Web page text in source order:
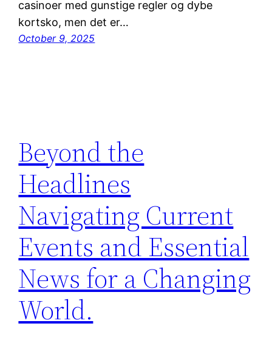
casinoer med gunstige regler og dybe
kortsko, men det er…
October 9, 2025
Beyond the
Headlines
Navigating Current
Events and Essential
News for a Changing
World.